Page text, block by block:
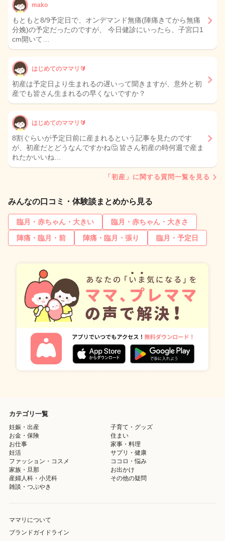
mako
もともと8/9予定日で、オンデマンド無痛(陣痛きてから無痛
分娩)の予定だったのですが、 今日健診にいったら、子宮口1
cm開いて…
はじめてのママリ🔰
初産は予定日より生まれるの遅いって聞きますが、意外と初
産でも皆さん生まれるの早くないですか？
はじめてのママリ🔰‪
8割ぐらいが予定日前に産まれるという記事を見たのです
が、初産だとどうなんですかね🤔 皆さん初産の時何週で産ま
れたかいいね…
「初産」に関する質問一覧を見る
みんなの口コミ・体験談まとめから見る
臨月・赤ちゃん・大きい
臨月・赤ちゃん・大きさ
陣痛・臨月・前
陣痛・臨月・張り 臨月・予定日
カテゴリ一覧
妊娠・出産
子育て・グッズ
お金・保険
住まい
お仕事
家事・料理
妊活
サプリ・健康
ファッション・コスメ
ココロ・悩み
家族・旦那
お出かけ
産婦人科・小児科
その他の疑問
雑談・つぶやき
ママリについて
ブランドガイドライン